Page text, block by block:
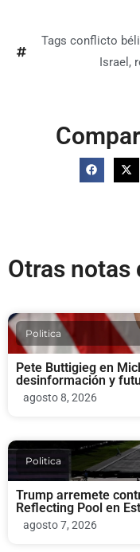
Tags conflicto
Israel ,
Otras notas
Politica
Pete Buttigieg en
desinformación y
agosto 8, 2026
Politica
Trump arremete
Reflecting Pool en
agosto 7, 2026